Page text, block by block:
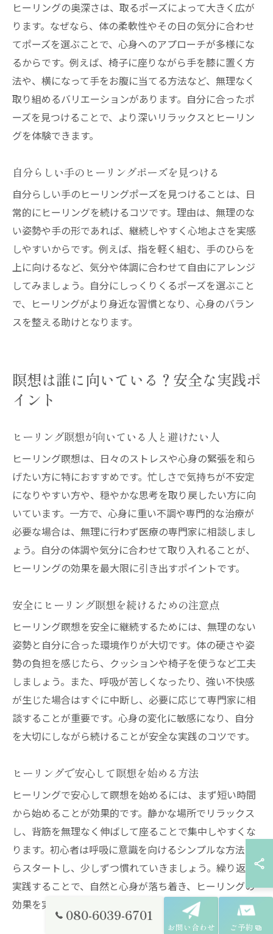
ヒーリングの奥深さは、取るポーズによって大きく広が
ります。なぜなら、体の柔軟性やその日の気分に合わせ
てポーズを選ぶことで、心身へのアプローチが多様にな
るからです。例えば、椅子に座りながら手を膝に置く方
法や、横になって手をお腹に当てる方法など、無理なく
取り組めるバリエーションがあります。自分に合ったポ
ーズを見つけることで、より深いリラックスとヒーリン
グを体験できます。
自分らしい手のヒーリングポーズを見つける
自分らしい手のヒーリングポーズを見つけることは、日
常的にヒーリングを続けるコツです。理由は、無理のな
い姿勢や手の形であれば、継続しやすく心地よさを実感
しやすいからです。例えば、指を軽く組む、手のひらを
上に向けるなど、気分や体調に合わせて自由にアレンジ
してみましょう。自分にしっくりくるポーズを選ぶこと
で、ヒーリングがより身近な習慣となり、心身のバラン
スを整える助けとなります。
瞑想は誰に向いている？安全な実践ポ
イント
ヒーリング瞑想が向いている人と避けたい人
ヒーリング瞑想は、日々のストレスや心身の緊張を和ら
げたい方に特におすすめです。忙しさで気持ちが不安定
になりやすい方や、穏やかな思考を取り戻したい方に向
いています。一方で、心身に重い不調や専門的な治療が
必要な場合は、無理に行わず医療の専門家に相談しまし
ょう。自分の体調や気分に合わせて取り入れることが、
ヒーリングの効果を最大限に引き出すポイントです。
安全にヒーリング瞑想を続けるための注意点
ヒーリング瞑想を安全に継続するためには、無理のない
姿勢と自分に合った環境作りが大切です。体の硬さや姿
勢の負担を感じたら、クッションや椅子を使うなど工夫
しましょう。また、呼吸が苦しくなったり、強い不快感
が生じた場合はすぐに中断し、必要に応じて専門家に相
談することが重要です。心身の変化に敏感になり、自分
を大切にしながら続けることが安全な実践のコツです。
ヒーリングで安心して瞑想を始める方法
ヒーリングで安心して瞑想を始めるには、まず短い時間
から始めることが効果的です。静かな場所でリラックス
し、背筋を無理なく伸ばして座ることで集中しやすくな
ります。初心者は呼吸に意識を向けるシンプルな方法か
らスタートし、少しずつ慣れていきましょう。繰り返し
実践することで、自然と心身が落ち着き、ヒーリングの
効果を実感しやすくなります。
080-6039-6701
お問い合わせ ご予約